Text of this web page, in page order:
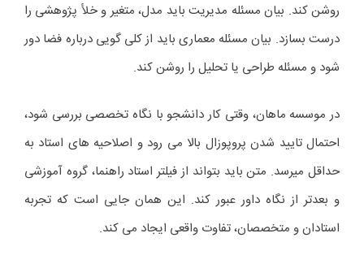
روشن کند. بیان مسئله مدیریت باید مدل، متغیر و خلأ پژوهشی را
درست بسازد. بیان مسئله معماری باید از کلی گویی درباره فضا دور
شود و مسئله طراحی یا تحلیل را روشن کند.
در موسسه ماهان، وقتی کار دانشجو با نگاه تخصصی بررسی شود،
احتمال تایید شدن پروپوزال بالا می رود و اصلاحیه های استاد به
حداقل میرسد. متن باید بتواند از فیلتر استاد راهنما، گروه آموزشی
و بعدتر از نگاه داور عبور کند. این همان جایی است که تجربه
استادان و متخصصان، تفاوت واقعی ایجاد می کند.